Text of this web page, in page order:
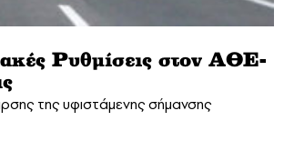
Ρυθμίσεις στον ΑΘΕ-
της υφιστάμενης σήμανσης